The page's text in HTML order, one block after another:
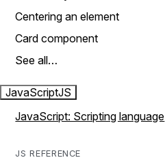
Centering an element
Card component
See all…
JavaScriptJS
JavaScript: Scripting language
JS REFERENCE